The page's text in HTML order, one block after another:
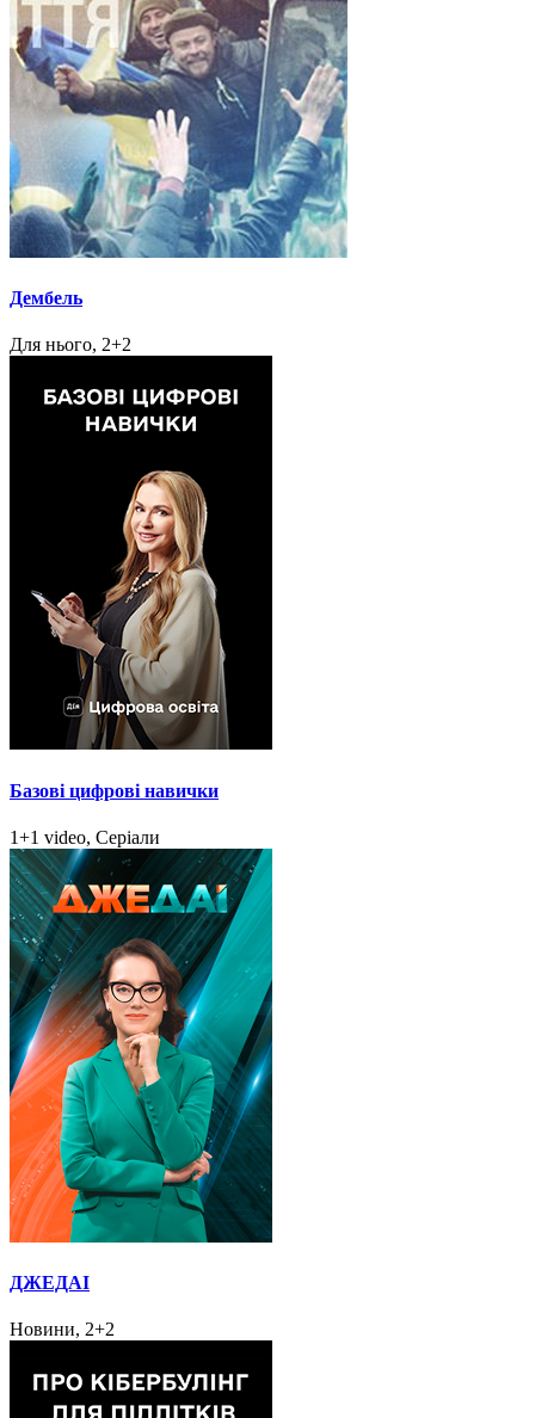
Дембель
Для нього, 2+2
Базові цифрові навички
1+1 video, Серіали
ДЖЕДАІ
Новини, 2+2